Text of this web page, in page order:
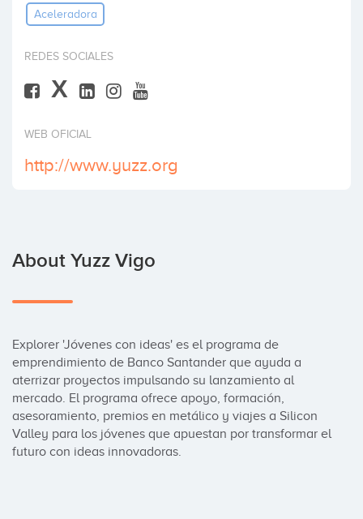
InvestAceleradora
REDES SOCIALES
X
WEB OFICIAL
http://www.yuzz.org
About Yuzz Vigo
Explorer 'Jóvenes con ideas'​ es el programa de
emprendimiento de Banco Santander que ayuda a
aterrizar proyectos impulsando su lanzamiento al
mercado. El programa ofrece apoyo, formación,
asesoramiento, premios en metálico y viajes a Silicon
Valley para los jóvenes que apuestan por transformar el
futuro con ideas innovadoras.